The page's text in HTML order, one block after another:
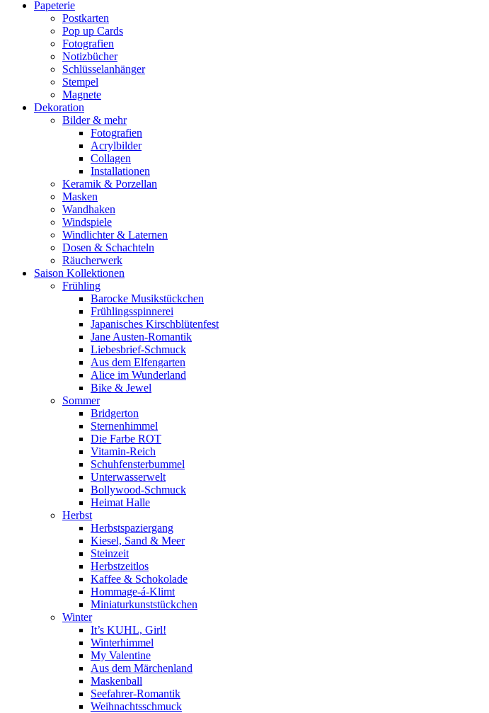
Papeterie
Postkarten
Pop up Cards
Fotografien
Notizbücher
Schlüsselanhänger
Stempel
Magnete
Dekoration
Bilder & mehr
Fotografien
Acrylbilder
Collagen
Installationen
Keramik & Porzellan
Masken
Wandhaken
Windspiele
Windlichter & Laternen
Dosen & Schachteln
Räucherwerk
Saison Kollektionen
Frühling
Barocke Musikstückchen
Frühlingsspinnerei
Japanisches Kirschblütenfest
Jane Austen-Romantik
Liebesbrief-Schmuck
Aus dem Elfengarten
Alice im Wunderland
Bike & Jewel
Sommer
Bridgerton
Sternenhimmel
Die Farbe ROT
Vitamin-Reich
Schuhfensterbummel
Unterwasserwelt
Bollywood-Schmuck
Heimat Halle
Herbst
Herbstspaziergang
Kiesel, Sand & Meer
Steinzeit
Herbstzeitlos
Kaffee & Schokolade
Hommage-á-Klimt
Miniaturkunststückchen
Winter
It’s KUHL, Girl!
Winterhimmel
My Valentine
Aus dem Märchenland
Maskenball
Seefahrer-Romantik
Weihnachtsschmuck